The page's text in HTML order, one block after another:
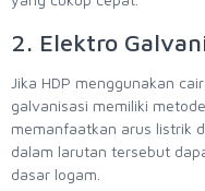
2. Elektro
Jika HDP menggunakan
galvanisasi memiliki
memanfaatkan arus listrik
dalam larutan tersebut
dasar logam.